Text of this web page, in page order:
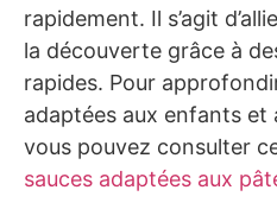
rapidement. Il s’agit
la découverte grâce à
rapides. Pour
adaptées aux enfants et
vous pouvez consulter
sauces adaptées aux